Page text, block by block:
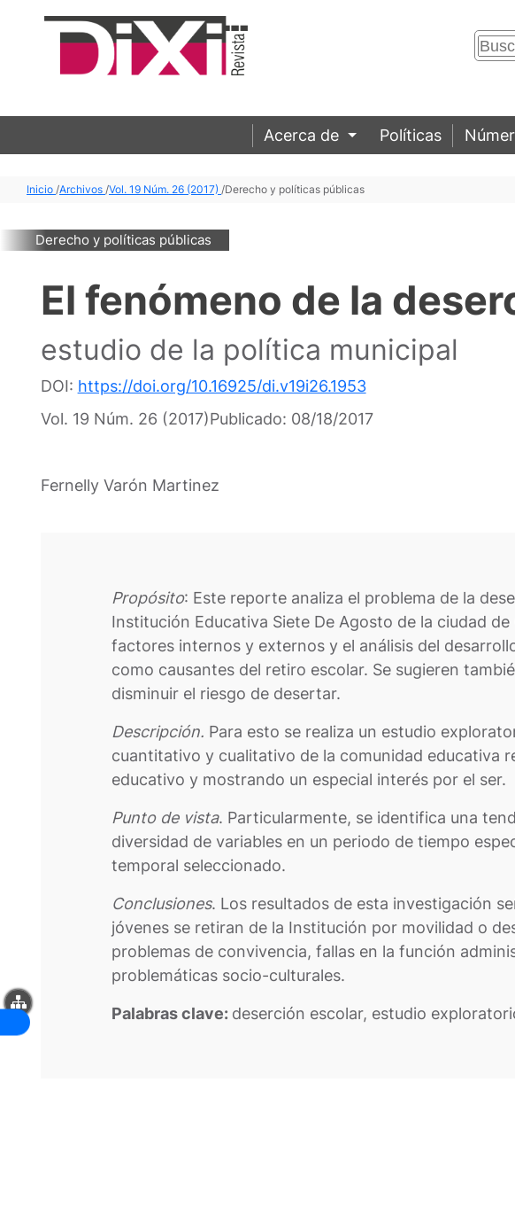
Acerca de Políticas
Inicio /Archivos /Vol. 19 Núm. 26 (2017) /Derecho y políticas públicas
Derecho y políticas públicas
El fenómeno de la
estudio de la política municipal
DOI: https://doi.org/10.16925/di.v19i26.1953
Vol. 19 Núm. 26 (2017)Publicado: 08/18/2017
Fernelly Varón Martinez
Propósito: Este reporte analiza el problema de la
Institución Educativa Siete De Agosto de la ciudad
factores internos y externos y el análisis del
como causantes del retiro escolar. Se sugieren
disminuir el riesgo de desertar.
Descripción. Para esto se realiza un estudio
cuantitativo y cualitativo de la comunidad educativa
educativo y mostrando un especial interés por el ser.
Punto de vista. Particularmente, se identifica una
diversidad de variables en un periodo de tiempo
temporal seleccionado.
Conclusiones. Los resultados de esta investigación
jóvenes se retiran de la Institución por movilidad o
problemas de convivencia, fallas en la función
problemáticas socio-culturales.
Palabras clave: deserción escolar, estudio